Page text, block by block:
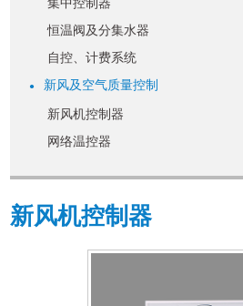
集中控制器
恒温阀及分集水器
自控、计费系统
●
新风及空气质量控制
新风机控制器
网络温控器
新风机控制器